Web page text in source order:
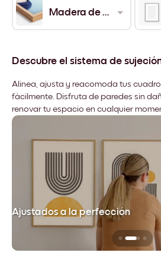
Madera de Roble
Descubre el sistema de
Alinea, ajusta y reacomoda tus
fácilmente. Disfruta de paredes sin
renovar tu espacio en cualquier
Ajustados a la perfección